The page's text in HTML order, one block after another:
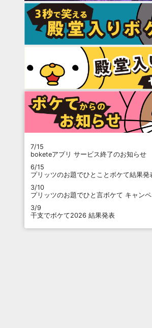
7/15
boketeアプリ サービス終了のお知らせ
6/15
プリッツのお題でひとことボケて結果発
3/10
プリッツのお題でひと言ボケて キャン
3/9
干支でボケて2026 結果発表